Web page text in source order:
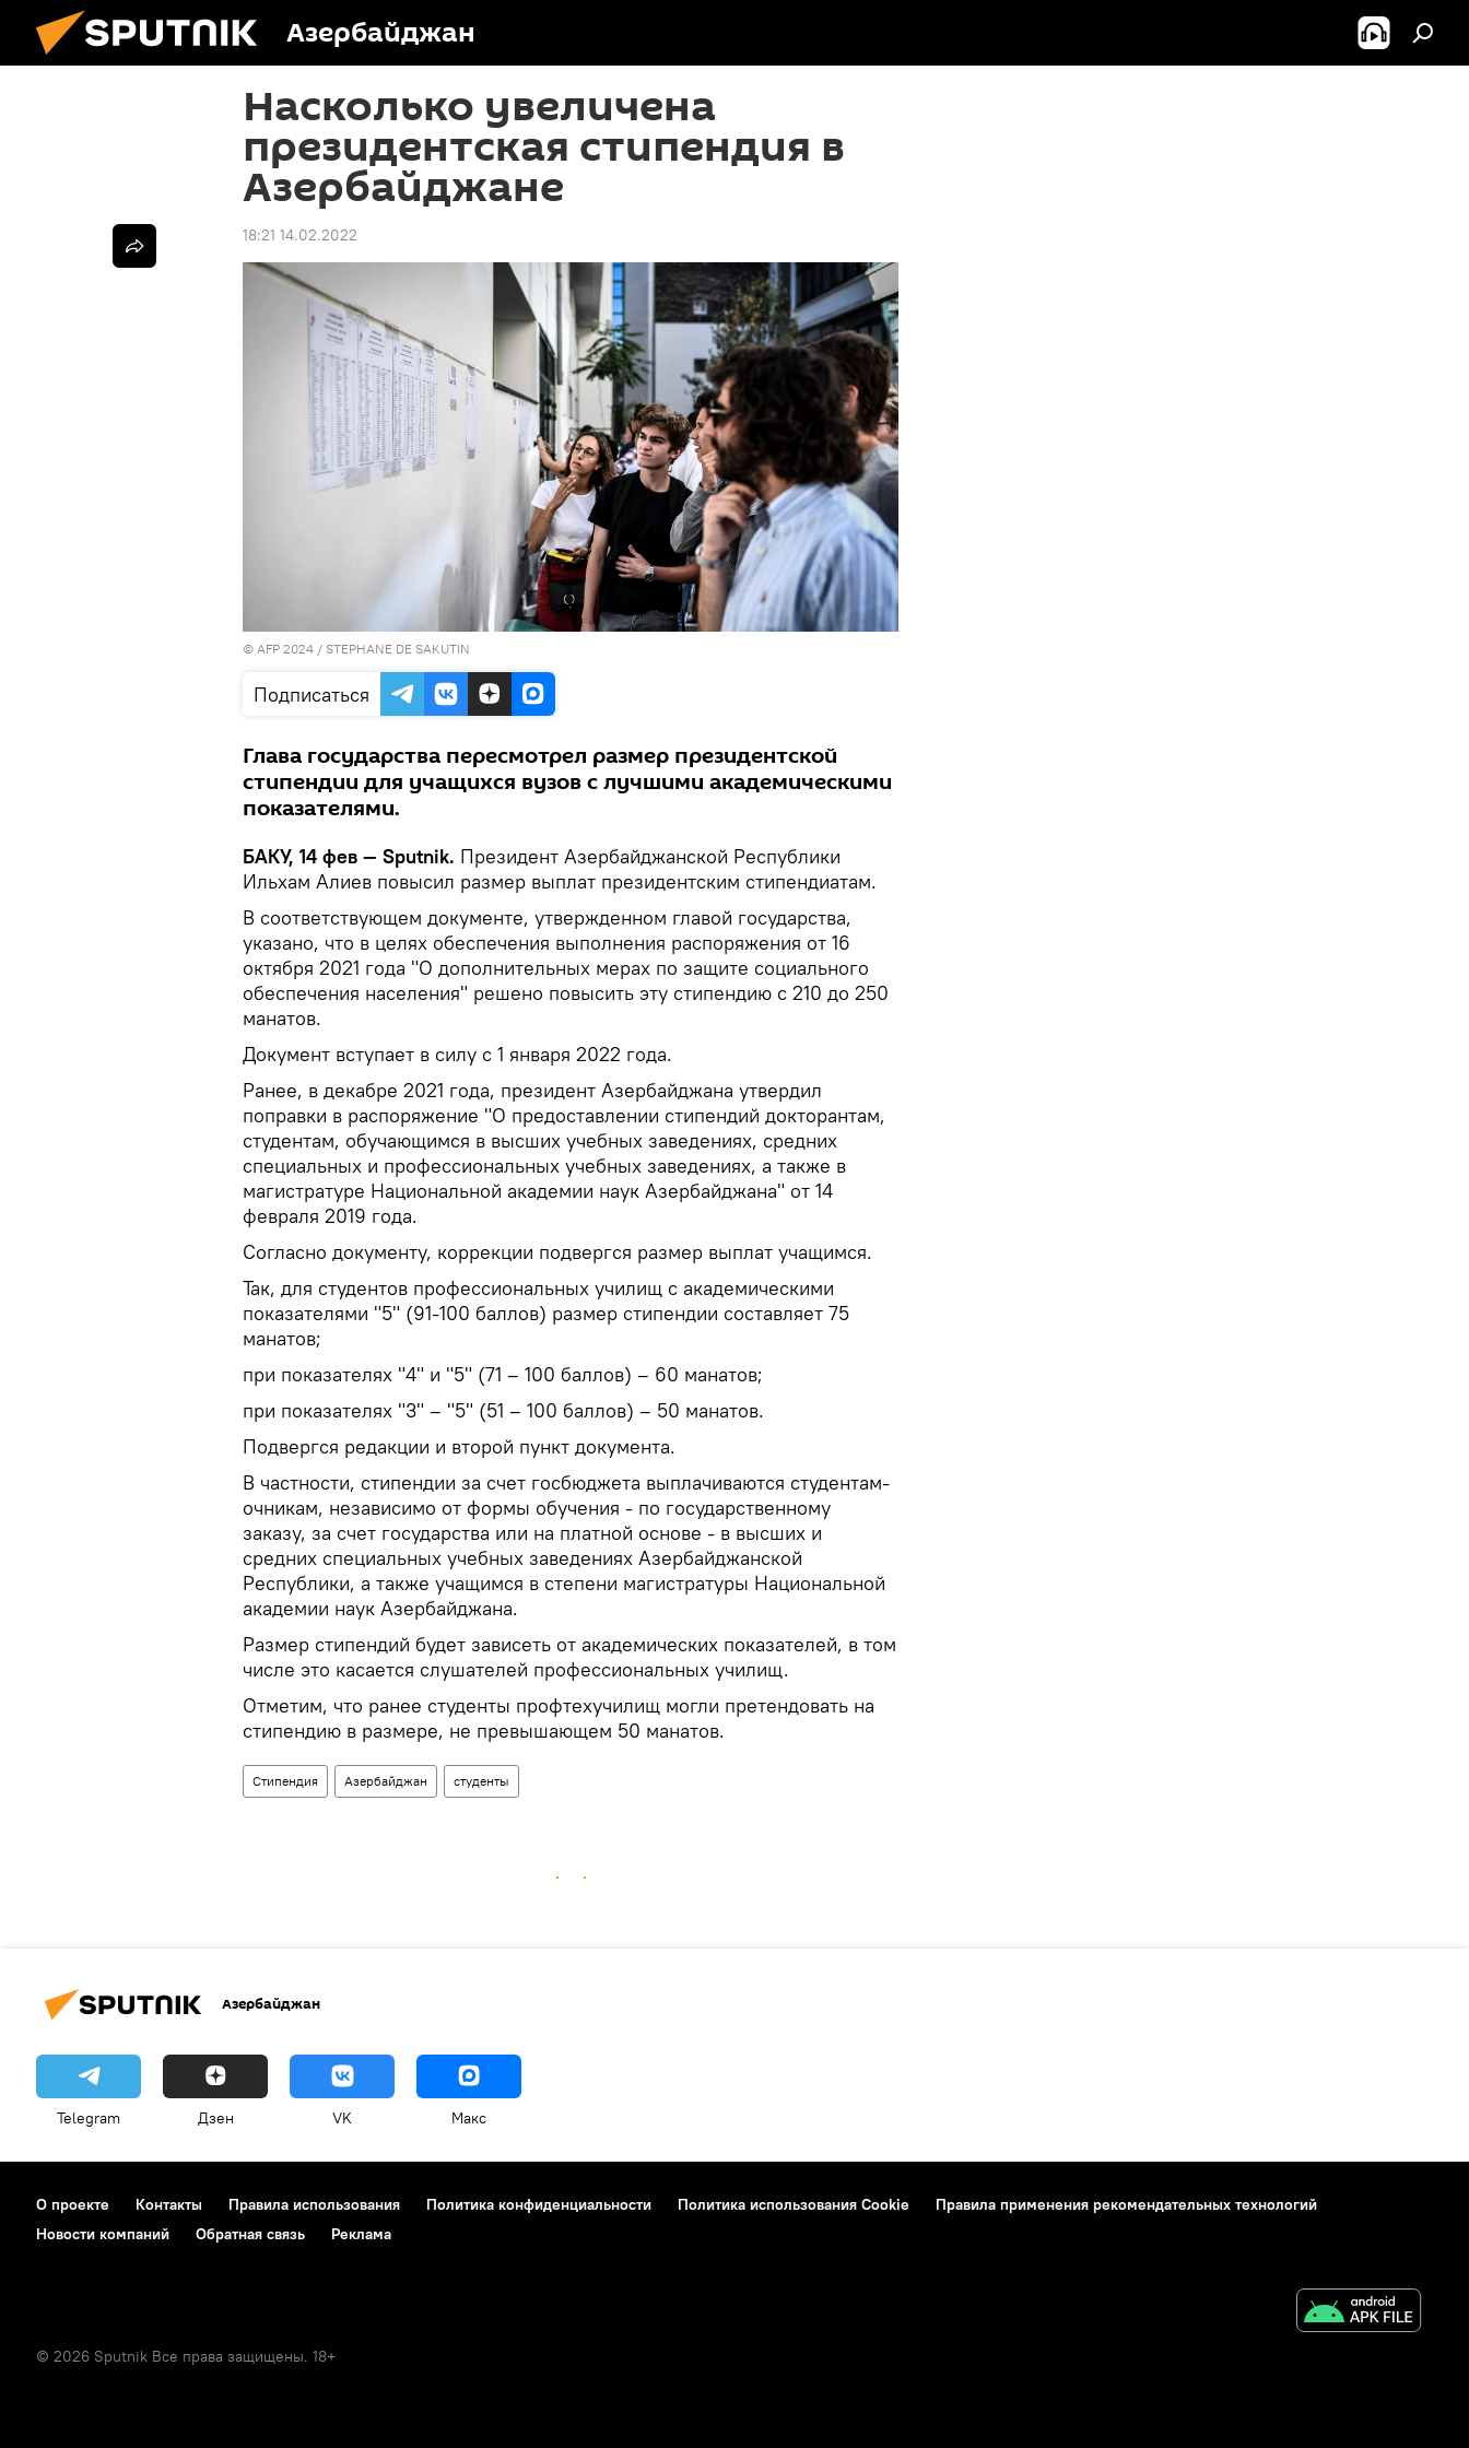
Азербайджан
Насколько увеличена
президентская стипендия в
Азербайджане
18:21 14.02.2022
© AFP 2024 / STEPHANE DE SAKUTIN
Подписаться
Глава государства пересмотрел размер президентской
стипендии для учащихся вузов с лучшими академическими
показателями.
БАКУ, 14 фев — Sputnik. Президент Азербайджанской Республики
Ильхам Алиев повысил размер выплат президентским стипендиатам.
В соответствующем документе, утвержденном главой государства,
указано, что в целях обеспечения выполнения распоряжения от 16
октября 2021 года "О дополнительных мерах по защите социального
обеспечения населения" решено повысить эту стипендию с 210 до 250
манатов.
Документ вступает в силу с 1 января 2022 года.
Ранее, в декабре 2021 года, президент Азербайджана утвердил
поправки в распоряжение "О предоставлении стипендий докторантам,
студентам, обучающимся в высших учебных заведениях, средних
специальных и профессиональных учебных заведениях, а также в
магистратуре Национальной академии наук Азербайджана" от 14
февраля 2019 года.
Согласно документу, коррекции подвергся размер выплат учащимся.
Так, для студентов профессиональных училищ с академическими
показателями "5" (91-100 баллов) размер стипендии составляет 75
манатов;
при показателях "4" и "5" (71 – 100 баллов) – 60 манатов;
при показателях "3" – "5" (51 – 100 баллов) – 50 манатов.
Подвергся редакции и второй пункт документа.
В частности, стипендии за счет госбюджета выплачиваются студентам-
очникам, независимо от формы обучения - по государственному
заказу, за счет государства или на платной основе - в высших и
средних специальных учебных заведениях Азербайджанской
Республики, а также учащимся в степени магистратуры Национальной
академии наук Азербайджана.
Размер стипендий будет зависеть от академических показателей, в том
числе это касается слушателей профессиональных училищ.
Отметим, что ранее студенты профтехучилищ могли претендовать на
стипендию в размере, не превышающем 50 манатов.
Стипендия Азербайджан студенты
Азербайджан
Telegram Дзен VK Макс
О проекте Контакты Правила использования Политика конфиденциальности Политика использования Cookie
Правила применения рекомендательных технологий
Новости компаний
Обратная связь Реклама
© 2026 Sputnik Все права защищены. 18+